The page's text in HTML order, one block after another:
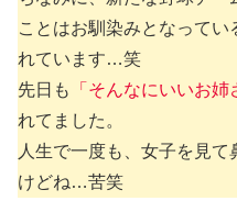
ことはお馴染みとなって
れています…笑
先日も
「そんなにいいお姉
れてました。
人生で一度も、女子を見
けどね…苦笑